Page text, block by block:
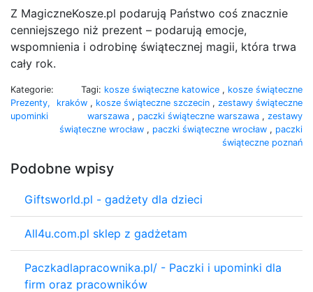
Z MagiczneKosze.pl podarują Państwo coś znacznie
cenniejszego niż prezent – podarują emocje,
wspomnienia i odrobinę świątecznej magii, która trwa
cały rok.
Kategorie:
Prezenty,
upominki
Tagi: kosze świąteczne katowice , kosze świąteczne
kraków , kosze świąteczne szczecin , zestawy świąteczne
warszawa , paczki świąteczne warszawa , zestawy
świąteczne wrocław , paczki świąteczne wrocław , paczki
świąteczne poznań
Podobne wpisy
Giftsworld.pl - gadżety dla dzieci
All4u.com.pl sklep z gadżetam
Paczkadlapracownika.pl/ - Paczki i upominki dla
firm oraz pracowników